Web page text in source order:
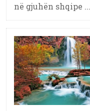
në gjuhën shqipe ...